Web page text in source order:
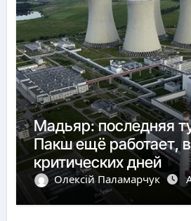
Мадьяр: последняя
Пакш ещё работает,
критических дней
Олексій Паламарчук